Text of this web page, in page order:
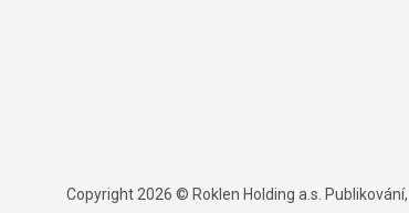
Copyright 2026 © Roklen Holding a.s.